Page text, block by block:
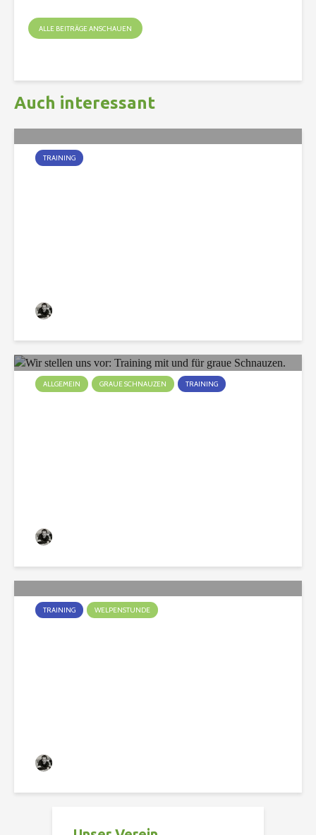
ALLE BEITRÄGE ANSCHAUEN
Auch interessant
TRAINING
ALLGEMEIN GRAUE SCHNAUZEN TRAINING
TRAINING WELPENSTUNDE